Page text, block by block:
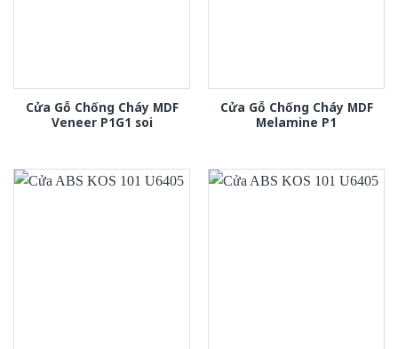
Cửa Gỗ Chống Cháy MDF
Veneer P1G1 soi
Cửa Gỗ Chống Cháy MDF
Melamine P1